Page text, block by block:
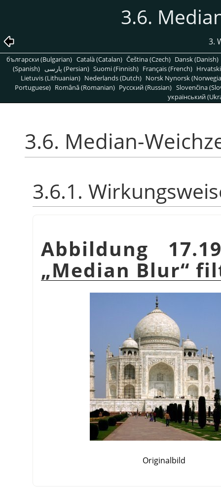
3.6.
3.
български (Bulgarian) Català (Catalan) Čeština (Czech) Dansk (Danish)
(Spanish)
پارسی (Persian) Suomi (Finnish) Français (French)
Lietuvis (Lithuanian) Nederlands (Dutch) Norsk Nynorsk
Portuguese) Română (Romanian) Pусский (Russian) Slovenčina
український
3.6. Median-
3.6.1.
Abbildung
„Median Blur“
Originalbild